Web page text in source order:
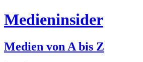
Medieninsider
Medien von A bis Z